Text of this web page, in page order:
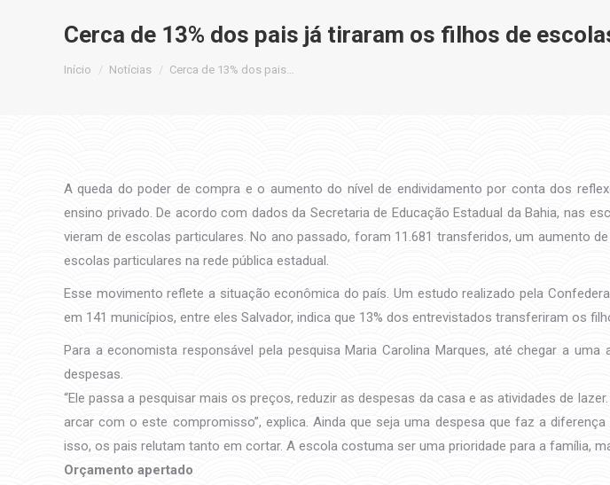
Cerca de 13% dos pais já tiraram os filhos de
Você está aqui:
Início Notícias Cerca de 13% dos pais…
A queda do poder de compra e o aumento do nível de endividamento por conta dos
ensino privado. De acordo com dados da Secretaria de Educação Estadual da Bahia, nas
vieram de escolas particulares. No ano passado, foram 11.681 transferidos, um aumento
escolas particulares na rede pública estadual.
Esse movimento reflete a situação econômica do país. Um estudo realizado pela
em 141 municípios, entre eles Salvador, indica que 13% dos entrevistados transferiram os
Para a economista responsável pela pesquisa Maria Carolina Marques, até chegar a
despesas.
“Ele passa a pesquisar mais os preços, reduzir as despesas da casa e as atividades de
arcar com o este compromisso”, explica. Ainda que seja uma despesa que faz a
isso, os pais relutam tanto em cortar. A escola costuma ser uma prioridade para a família,
Orçamento apertado